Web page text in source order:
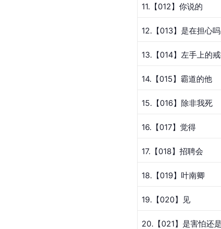
11.【012】你说的
12.【013】是在担心
13.【014】左手上的
14.【015】霸道的他
15.【016】除非我死
16.【017】觉得
17.【018】招聘会
18.【019】叶南卿
19.【020】见
20.【021】是害怕还